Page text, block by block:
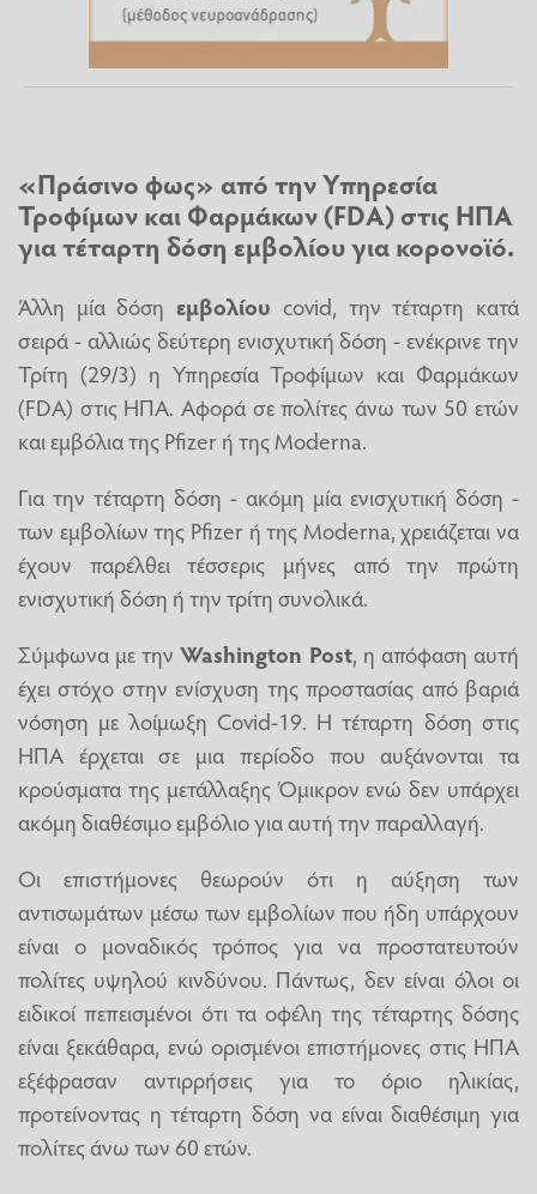
«Πράσινο φως» από την Υπηρεσία
Τροφίμων και Φαρμάκων (FDA) στις ΗΠΑ
για τέταρτη δόση εμβολίουγια κορονοϊό.
Άλλη μία δόσηεμβολίου covid, την τέταρτη κατά
σειρά - αλλιώς δεύτερη ενισχυτική δόση - ενέκρινε την
Τρίτη (29/3) η Υπηρεσία Τροφίμων και Φαρμάκων
(FDA) στις ΗΠΑ. Αφορά σε πολίτες άνω των 50 ετών
και εμβόλια της Pfizer ή της Moderna.
Για την τέταρτη δόση - ακόμη μία ενισχυτική δόση -
των εμβολίων της Pfizer ή της Moderna, χρειάζεται να
έχουν παρέλθει τέσσερις μήνες από την πρώτη
ενισχυτική δόση ή την τρίτη συνολικά.
Σύμφωνα με τηνWashington Post, η απόφαση αυτή
έχει στόχο στην ενίσχυση της προστασίας από βαριά
νόσηση με λοίμωξη Covid-19. Η τέταρτη δόση στις
ΗΠΑ έρχεται σε μια περίοδο που αυξάνονται τα
κρούσματα της μετάλλαξης Όμικρον ενώ δεν υπάρχει
ακόμη διαθέσιμο εμβόλιο για αυτή την παραλλαγή.
Οι επιστήμονες θεωρούν ότι η αύξηση των
αντισωμάτων μέσω των εμβολίων που ήδη υπάρχουν
είναι ο μοναδικός τρόπος για να προστατευτούν
πολίτες υψηλού κινδύνου. Πάντως, δεν είναι όλοι οι
ειδικοί πεπεισμένοι ότι τα οφέλη της τέταρτης δόσης
είναι ξεκάθαρα, ενώ ορισμένοι επιστήμονες στις ΗΠΑ
εξέφρασαν αντιρρήσεις για το όριο ηλικίας,
προτείνοντας η τέταρτη δόση να είναι διαθέσιμη για
πολίτες άνω των 60 ετών.